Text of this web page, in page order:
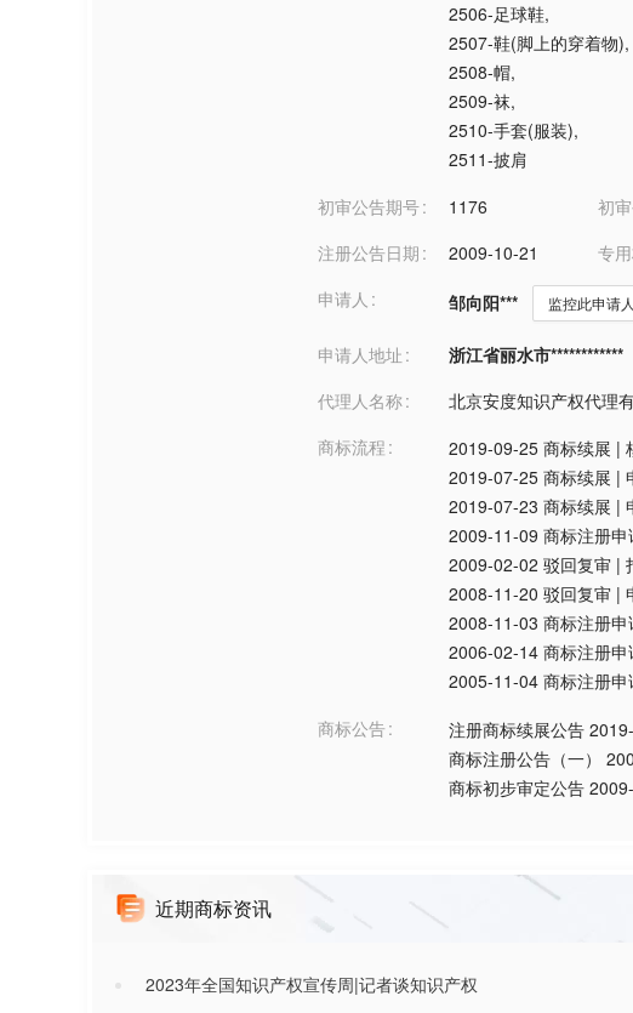
2506-足球鞋,
2507-鞋(脚上的穿着物),
2508-帽,
2509-袜,
2510-手套(服装),
2511-披肩
初审公告期号
1176 初
注册公告日期
2009-10-21 专
申请人
邹向阳*** 监控此申请人
申请人地址
浙江省丽水市************
代理人名称
北京安度知识产权代理
商标流程
2019-09-25 商标续展 |
2019-07-25 商标续展 |
2019-07-23 商标续展 |
2009-11-09 商标注册申
2009-02-02 驳回复审 |
2008-11-20 驳回复审 |
2008-11-03 商标注册申
2006-02-14 商标注册申
2005-11-04 商标注册申
商标公告
注册商标续展公告
商标注册公告（一）
商标初步审定公告
近期商标资讯
2023年全国知识产权宣传周|记者谈知识产权